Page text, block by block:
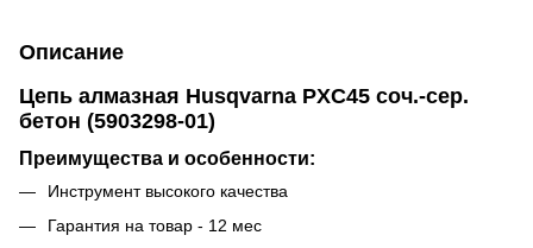
Описание
Цепь алмазная Husqvarna PXC45 соч.-сер.
бетон (5903298-01)
Преимущества и особенности:
Инструмент высокого качества
Гарантия на товар - 12 мес